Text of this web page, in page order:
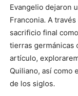
Evangelio dejaron
Franconia. A
sacrificio final
tierras germánicas
artículo,
Quiliano, así como
de los siglos.